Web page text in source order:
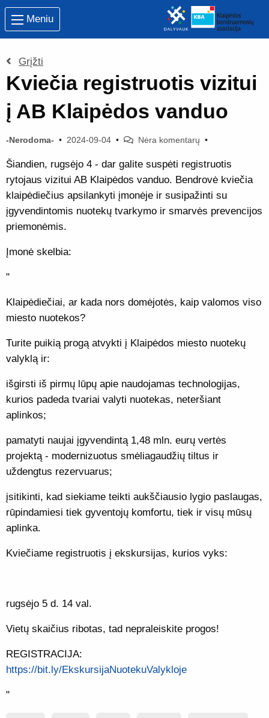
Meniu
Grįžti
Kviečia registruotis vizitui
į AB Klaipėdos vanduo
-Nerodoma- • 2024-09-04 • Nėra komentarų •
Šiandien, rugsėjo 4 - dar galite suspėti registruotis
rytojaus vizitui AB Klaipėdos vanduo. Bendrovė kviečia
klaipėdiečius apsilankyti įmonėje ir susipažinti su
įgyvendintomis nuotekų tvarkymo ir smarvės prevencijos
priemonėmis.
Įmonė skelbia:
"
Klaipėdiečiai, ar kada nors domėjotės, kaip valomos viso
miesto nuotekos?
Turite puikią progą atvykti į Klaipėdos miesto nuotekų
valyklą ir:
išgirsti iš pirmų lūpų apie naudojamas technologijas,
kurios padeda tvariai valyti nuotekas, neteršiant
aplinkos;
pamatyti naujai įgyvendintą 1,48 mln. eurų vertės
projektą - modernizuotus smėliagaudžių tiltus ir
uždengtus rezervuarus;
įsitikinti, kad siekiame teikti aukščiausio lygio paslaugas,
rūpindamiesi tiek gyventojų komfortu, tiek ir visų mūsų
aplinka.
Kviečiame registruotis į ekskursijas, kurios vyks:
rugsėjo 5 d. 14 val.
Vietų skaičius ribotas, tad nepraleiskite progos!
REGISTRACIJA:
https://bit.ly/EkskursijaNuotekuValykloje
"